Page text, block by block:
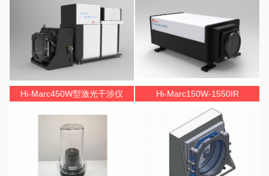
Hi-Marc450W型激光干涉仪 Hi-Marc150W-1550IR